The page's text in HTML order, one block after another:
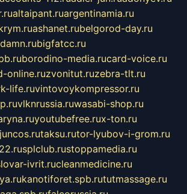
altaipant.ruargentinamia.ru
ashanet.rubelgorod-day.ru
bigfatcc.ru
borodino-media.rucard-voice.ru
online.ruzvonitut.ruzebra-tlt.ru
life.ruvintovoykompressor.ru
vlknrussia.ruwasabi-shop.ru
youtubefree.rux-ton.ru
taksu.rutor-lyubov-i-grom.ru
splclub.rustoppamedia.ru
ivrit.rucleanmedicine.ru
kanotiforet.spb.rututmassage.ru